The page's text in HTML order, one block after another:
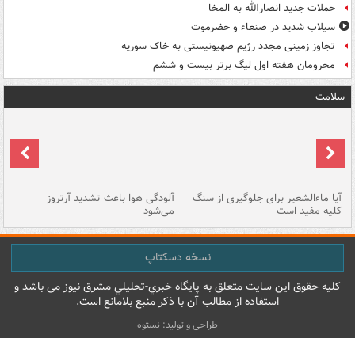
حملات جدید انصارالله به المخا
سیلاب شدید در صنعاء و حضرموت
تجاوز زمینی مجدد رژیم صهیونیستی به خاک سوریه
محرومان هفته اول لیگ برتر بیست و ششم
سلامت
آیا ماءالشعیر برای جلوگیری از سنگ
کلیه مفید است
آلودگی هوا باعث تشدید آرتروز
می‌شود
نسخه دسکتاپ
کليه حقوق اين سايت متعلق به پایگاه خبري-تحليلي مشرق نيوز می باشد و
استفاده از مطالب آن با ذکر منبع بلامانع است.
طراحی و تولید: نستوه